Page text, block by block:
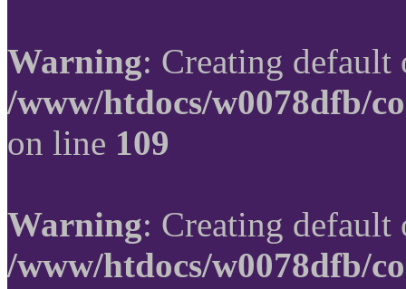
Warning: Creating
/www/htdocs/w0078dfb/
on line 109
Warning: Creating
/www/htdocs/w0078dfb/